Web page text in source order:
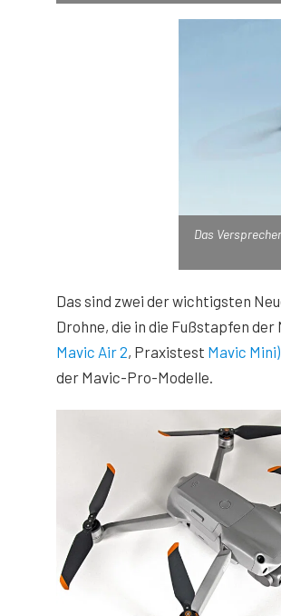
Das
Das sind zwei der wichtigsten
Drohne, die in die Fußstapfen
Mavic Air 2, Praxistest Mavic Mini)
der Mavic-Pro-Modelle.